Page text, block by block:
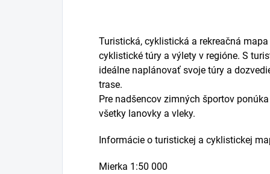
Turistická, cyklistická a rekreačná
cyklistické túry a výlety v regióne. S
ideálne naplánovať svoje túry a
trase.
Pre nadšencov zimných športov
všetky lanovky a vleky.
Informácie o turistickej a cyklistickej
Mierka 1:50 000